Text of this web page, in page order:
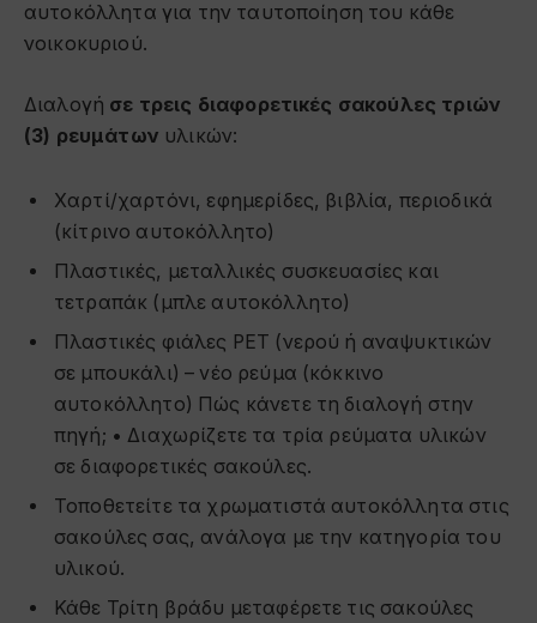
αυτοκόλλητα για την ταυτοποίηση του κάθε
νοικοκυριού.
Διαλογή σε τρεις διαφορετικές σακούλες τριών
(3) ρευμάτων υλικών:
Χαρτί/χαρτόνι, εφημερίδες, βιβλία, περιοδικά
(κίτρινο αυτοκόλλητο)
Πλαστικές, μεταλλικές συσκευασίες και
τετραπάκ (μπλε αυτοκόλλητο)
Πλαστικές φιάλες PET (νερού ή αναψυκτικών
σε μπουκάλι) – vέο ρεύμα (κόκκινο
αυτοκόλλητο) Πώς κάνετε τη διαλογή στην
πηγή; • Διαχωρίζετε τα τρία ρεύματα υλικών
σε διαφορετικές σακούλες.
Τοποθετείτε τα χρωματιστά αυτοκόλλητα στις
σακούλες σας, ανάλογα με την κατηγορία του
υλικού.
Κάθε Τρίτη βράδυ μεταφέρετε τις σακούλες